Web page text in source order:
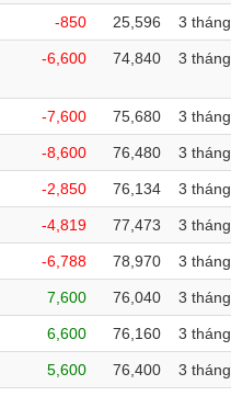
-850 25,596 3 tháng
-6,600 74,840 3 tháng
-7,600 75,680 3 tháng
-8,600 76,480 3 tháng
-2,850 76,134 3 tháng
-4,819 77,473 3 tháng
-6,788 78,970 3 tháng
7,600 76,040 3 tháng
6,600 76,160 3 tháng
5,600 76,400 3 tháng